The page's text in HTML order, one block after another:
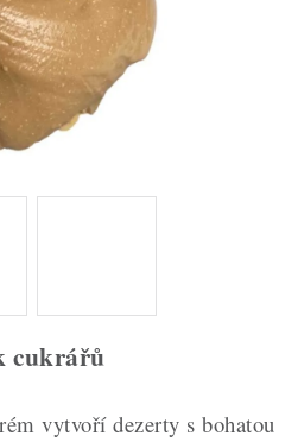
Obchodní podmínky
Moje objednávka
cukrářů
vytvoří dezerty s bohatou